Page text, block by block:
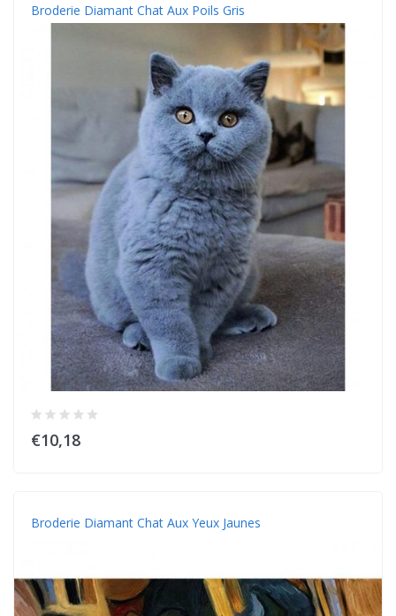
Broderie Diamant Chat Aux Poils Gris
€10,18
Broderie Diamant Chat Aux Yeux Jaunes